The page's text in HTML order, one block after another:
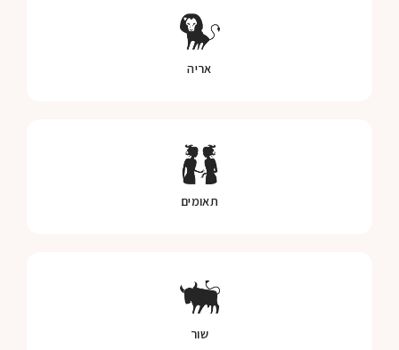
אריה
תאומים
שור